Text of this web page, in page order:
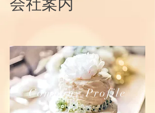
​会社案内
Company Profile